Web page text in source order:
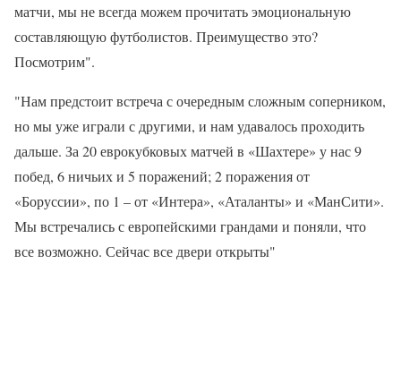
матчи, мы не всегда можем прочитать эмоциональную
составляющую футболистов. Преимущество это?
Посмотрим".
"Нам предстоит встреча с очередным сложным соперником,
но мы уже играли с другими, и нам удавалось проходить
дальше. За 20 еврокубковых матчей в «Шахтере» у нас 9
побед, 6 ничьих и 5 поражений; 2 поражения от
«Боруссии», по 1 – от «Интера», «Аталанты» и «МанСити».
Мы встречались с европейскими грандами и поняли, что
все возможно. Сейчас все двери открыты"